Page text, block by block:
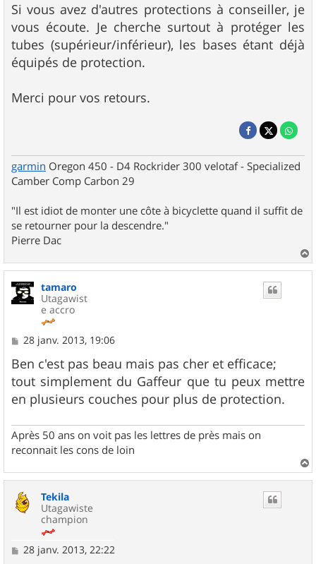
Si vous avez d'autres protections à conseiller, je
vous écoute. Je cherche surtout à protéger les
tubes (supérieur/inférieur), les bases étant déjà
équipés de protection.
Merci pour vos retours.
garmin Oregon 450 - D4 Rockrider 300 velotaf - Specialized
Camber Comp Carbon 29
"Il est idiot de monter une côte à bicyclette quand il suffit de
se retourner pour la descendre."
Pierre Dac
a
u
tamaro
Utagawist
e accro
M
s
s
a
g
e
28 janv. 2013, 19:06
Ben c'est pas beau mais pas cher et efficace;
tout simplement du Gaffeur que tu peux mettre
en plusieurs couches pour plus de protection.
Après 50 ans on voit pas les lettres de près mais on
reconnait les cons de loin
a
Tekila
Utagawiste
champion
M
28 janv. 2013, 22:22